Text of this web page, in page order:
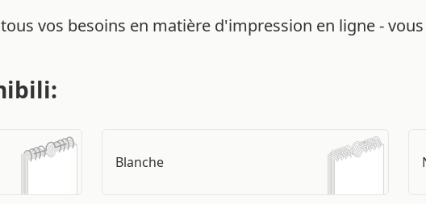
vos besoins en matière d'impression en ligne -
Blanche